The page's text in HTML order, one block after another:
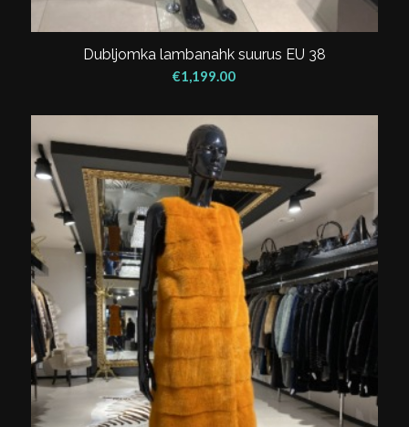
Dubljomka lambanahk suurus EU 38
€1,199.00